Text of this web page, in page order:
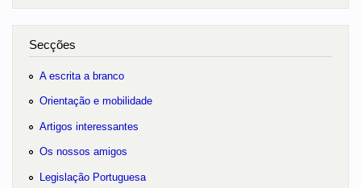
Secções
A escrita a branco
Orientação e mobilidade
Artigos interessantes
Os nossos amigos
Legislação Portuguesa